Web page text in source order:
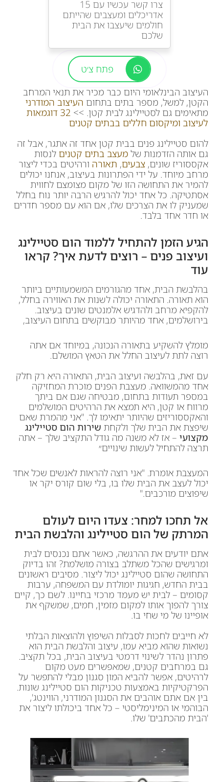
צרו קשר עכשיו עם 15
אדריכלים ומעצבים שהייתם
חולמים שיעצבו את הבית
שלכם
פתח צ׳ט
העיצוב הבינלאומי היום כבר מכיר את תנאי המרחב
הקטן, למשל, מספר בתים בתחום העיצוב המודרני
מתאימים גם לסטיילינג לבית קטן. >>
32 דוגמאות
לעיצוב ומיקסום חללים בבתים קטנים
להום סטיילינג פנים בבית קטן אחד זה אתגר, אבל זה
גם אותה הזדמנות שלמעצב בתים קטנים לנסות
אקססוריז שונים,צבעים, תאורה ורהיטים בכדי ליצור
מרחב מיוחד. על ידי הפתרונות בעיצוב, אנחנו יכולים
להמיר את התחושה הזו של מקום מצומצם לחווית
אסתטיקה. כל אחד יכול להרגיש הרבה יותר נוח בחלל
שמעניק לו את הצרכים שלו, אם הוא עם מספר חדרים
או חדר אחד בלבד.
הגיע הזמן להתחיל ללמוד הום סטיילינג
ועיצוב פנים – רוצים לדעת איך? קראו
עוד
בהלבשת הבית, אחד מהגורמים המשמעותיים ביותר
הוא תאורה. התאורה יכולה לשנות את האווירה בחלל,
להקפיא מרחב ולהדגיש אלמנטים שונים בעיצוב.
בירושלמים, אחד מהיותר מבוקשים בתחום העיצוב,
מומלץ להשקיע בתאורה הנכונה, במיוחד אם אתה
רוצה לתת לעיצוב החלל את הטאץ המושלם.
עם זאת, בהלבשה ועיצוב הבית, התאורה היא רק חלק
אחד מהמשוואה. מעצבת הפנים מוכרת המחזיקה
במספר תעודות בתחום, מבטיחה שגם אם ביתך
מרווח או קטן, היא תמצא את הרהיטים המושלמים
והאקססוריזים שהיותר יתאימו לך. "אני מהמרת שאם
שיפצת את הבית שלך ולקחת שירות הום סטיילינג
מקצועי – אז לא משנה מה גודל התקציב שלך – אתה
תרצה להתחיל לעשות שינויים״
המעצבת אומרת. "אני רוצה להראות לאנשים שכל אחד
יכול לעצב את הבית שלו בו, בלי שום קורס יקר או
שיפוצים מורכבים."
אל תחכו למחר: צעדו היום לעולם
המרתק של הום סטיילינג והלבשת הבית
אתם יודעים את ההרגשה, כאשר אתם נכנסים לבית
ומרגישים שהכל משתלב בצורה מושלמת? זהו בדיוק
התחושה שהום סטיילינג יכול ליצור. מסיבים ראשונים
בבית החדש, חגיגות יומולדת עם המשפחה, ערבות
קסומים – לבית יש מעמד מרכזי בחיינו. לשם כך, קיים
צורך להפוך אותו למקום מזמין, חמים, שמשקף את
אופיינו של מי שחי בו.
לא חייבים לחכות לסבלות השיפוץ ולהוצאות הבלתי
נשואות שהוא מביא עמו, עיצוב והלבשת הבית הוא
פתרון נהדר לשינוי דרמטי בעיצוב הבית, בכל תקציב.
גם במרחבים קטנים, שמאפשרים מעט מקום
לרהיטים, אפשר להביא המון סגנון מבלי להתפשר על
הפרקטיקיות באמצעות טכניקות הום סטיילינג שונות.
בין אם אתם אוהבים את הסגנון המודרני, הווינטג',
הבוהמי או המינימליסטי – כל אחד ביכולתו ליצור את
'הבית מהכתבים' שלו.